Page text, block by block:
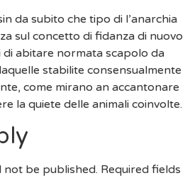
da subito che tipo di l’anarchia
sul concetto di fidanza di nuovo
abitare normata scapolo da
stabilite consensualmente
come mirano an accantonare
la quiete delle animali coinvolte.
not be published. Required fields